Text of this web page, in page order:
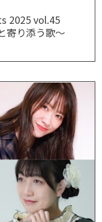
2025 vol.45
寄り添う歌～